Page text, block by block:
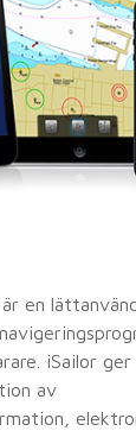
en
iSailor ger
av